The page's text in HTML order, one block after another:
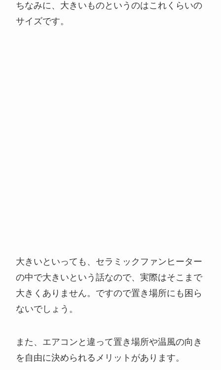
ちなみに、大きいものというのはこれくらいの
サイズです。
大きいといっても、セラミックファンヒーター
の中で大きいという話なので、実際はそこまで
大きくありません。ですので置き場所にも困ら
ないでしょう。
また、エアコンと違って置き場所や温風の向き
を自由に決められるメリットがあります。